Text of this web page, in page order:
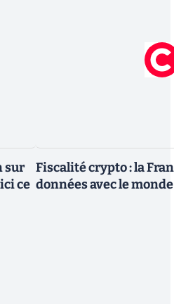
sur
ce
Fiscalité crypto : la
données avec le